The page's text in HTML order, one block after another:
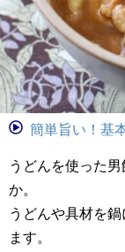
簡単旨い！基
うどんを使った
か。
うどんや具材を
ます。